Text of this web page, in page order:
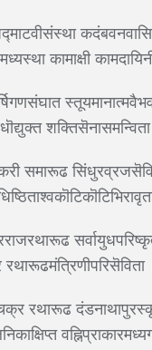
कामाक्षी
समारूढ
रथारूढ